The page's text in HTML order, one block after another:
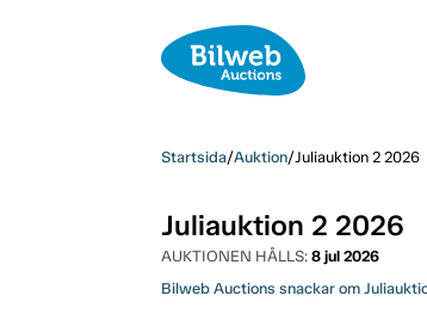
Startsida/Auktion/Juliauktion 2 2026
Juliauktion 2 2026
AUKTIONEN HÅLLS: 8 jul 2026
Bilweb Auctions snackar om